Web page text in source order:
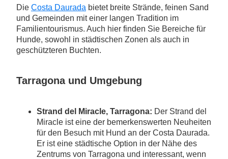
Die Costa Daurada bietet breite Strände, feinen Sand
und Gemeinden mit einer langen Tradition im
Familientourismus. Auch hier finden Sie Bereiche für
Hunde, sowohl in städtischen Zonen als auch in
geschützteren Buchten.
Tarragona und Umgebung
Strand del Miracle, Tarragona: Der Strand del
Miracle ist eine der bemerkenswerten Neuheiten
für den Besuch mit Hund an der Costa Daurada.
Er ist eine städtische Option in der Nähe des
Zentrums von Tarragona und interessant, wenn